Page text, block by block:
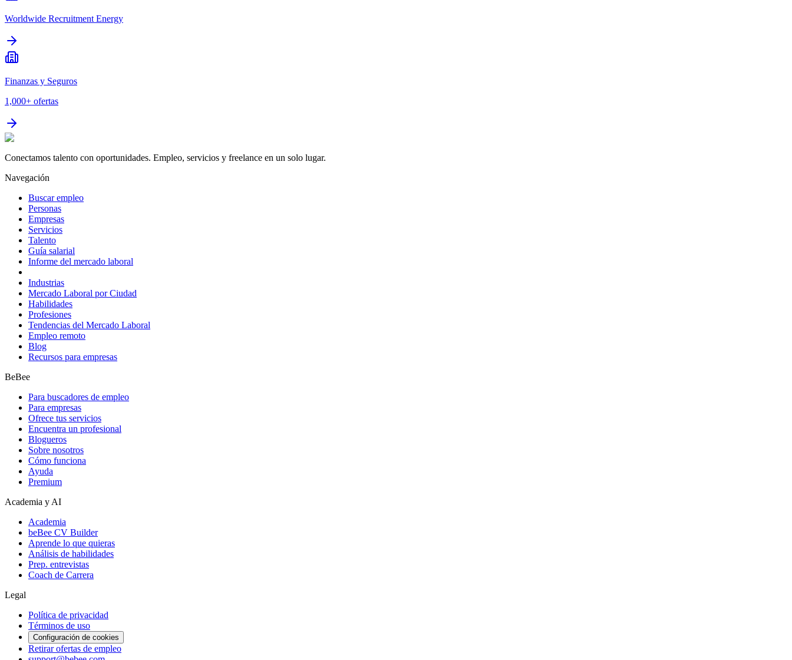
Worldwide Recruitment Energy
Finanzas y Seguros
1,000+ ofertas
Conectamos talento con oportunidades. Empleo, servicios y freelance en un solo lugar.
Navegación
Buscar empleo
Personas
Empresas
Servicios
Talento
Guía salarial
Informe del mercado laboral
Industrias
Mercado Laboral por Ciudad
Habilidades
Profesiones
Tendencias del Mercado Laboral
Empleo remoto
Blog
Recursos para empresas
BeBee
Para buscadores de empleo
Para empresas
Ofrece tus servicios
Encuentra un profesional
Blogueros
Sobre nosotros
Cómo funciona
Ayuda
Premium
Academia y AI
Academia
beBee CV Builder
Aprende lo que quieras
Análisis de habilidades
Prep. entrevistas
Coach de Carrera
Legal
Política de privacidad
Términos de uso
Configuración de cookies
Retirar ofertas de empleo